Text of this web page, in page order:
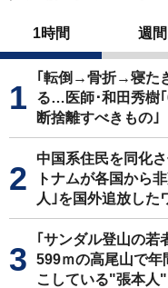
1時間 週間
｢転倒→骨折→寝た
る…医師･和田秀樹
断捨離すべきもの｣
中国系住民を同化
トナムが各国から
人｣を国外追放した
｢サンダル登山の
599ｍの高尾山で年
こしている"張本人"